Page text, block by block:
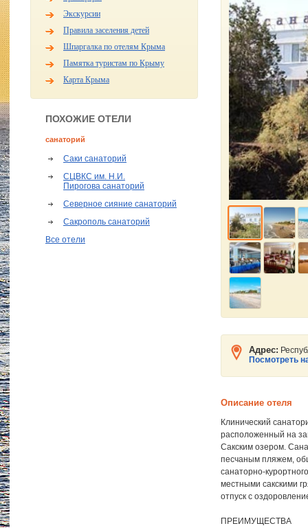
Экскурсии
Правила заселения детей
Шпаргалка по отелям Крыма
Памятка туристам по Крыму
Карта Крыма
ПОХОЖИЕ ОТЕЛИ
санаторий
Саки санаторий
СЦВКС им. Н.И.
Пирогова санаторий
Северное сияние санаторий
Сакрополь санаторий
Все отели
Адрес:
Посмотреть
Описание отеля
Клинический
расположенный на
Сакским озером.
песчаным пляжем,
санаторно-
местными сакскими
отпуск с
ПРЕИМУЩЕСТВА